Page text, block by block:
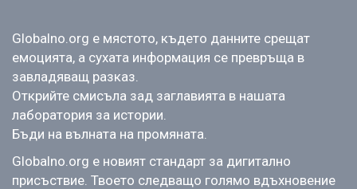
Globalno.org е мястото, където данните срещат
емоцията, а сухата информация се превръща в
завладяващ разказ.
Открийте смисъла зад заглавията в нашата
лаборатория за истории.
Бъди на вълната на промяната.
Globalno.org е новият стандарт за дигитално
присъствие. Твоето следващо голямо вдъхновение